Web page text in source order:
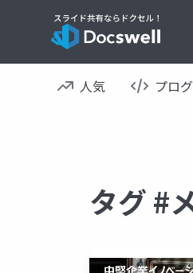
人気 プロ
タグ #